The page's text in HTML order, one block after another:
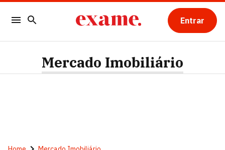
Entrar
Mercado Imobiliário